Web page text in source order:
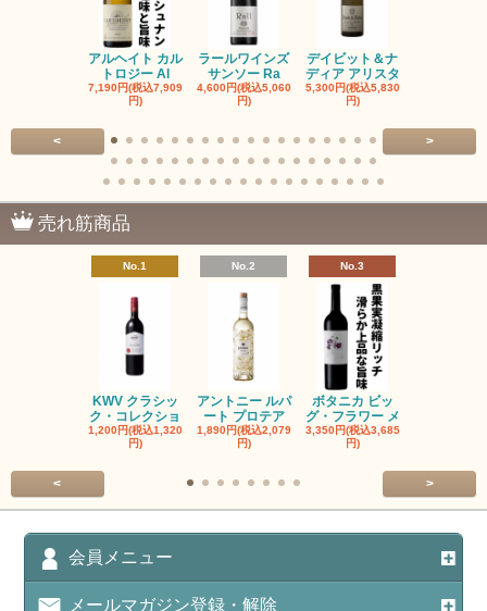
アルヘイト カル
トロジー Al
7,190円(税込7,909
円)
ラールワインズ
サンソー Ra
4,600円(税込5,060
円)
デイビット＆ナ
ディア アリスタ
5,300円(税込5,830
円)
< >
売れ筋商品
No.1
KWV クラシッ
ク・コレクショ
1,200円(税込1,320
円)
No.2
アントニー ルパ
ート プロテア
1,890円(税込2,079
円)
No.3
ボタニカ ビッ
グ・フラワー メ
3,350円(税込3,685
円)
< >
会員メニュー
メールマガジン登録・解除